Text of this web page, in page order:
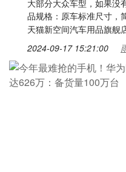
大部分大众车型，如果没
品规格：原车标准尺寸，
天猫新空间汽车用品旗舰
2024-09-17 15:21:00